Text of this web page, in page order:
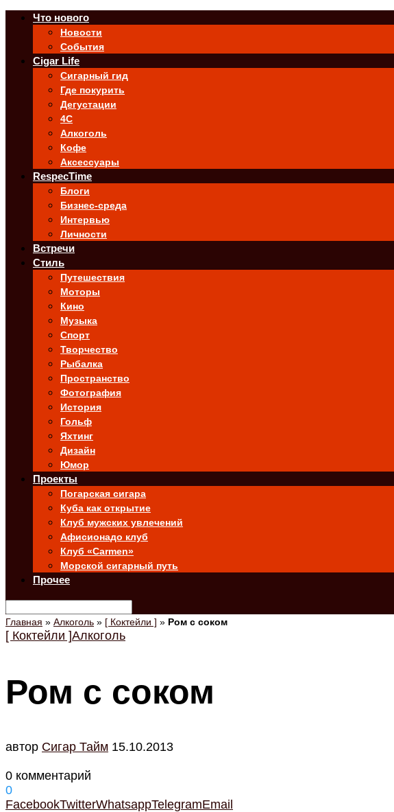
Что нового
Новости
События
Cigar Life
Сигарный гид
Где покурить
Дегустации
4C
Алкоголь
Кофе
Аксессуары
RespecTime
Блоги
Бизнес-среда
Интервью
Личности
Встречи
Стиль
Путешествия
Моторы
Кино
Музыка
Спорт
Творчество
Рыбалка
Пространство
Фотография
История
Гольф
Яхтинг
Дизайн
Юмор
Проекты
Погарская сигара
Куба как открытие
Клуб мужских увлечений
Афисионадо клуб
Клуб «Carmen»
Морской сигарный путь
Прочее
Главная » Алкоголь » [ Коктейли ] » Ром с соком
[ Коктейли ]Алкоголь
Ром с соком
автор Cигар Тайм 15.10.2013
0 комментарий
0
FacebookTwitterWhatsappTelegramEmail